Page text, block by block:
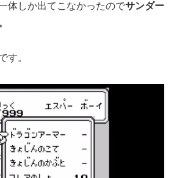
体しか出てこなかったのでサンダー
す。